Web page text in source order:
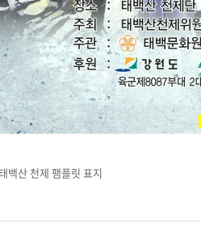
백산 천제 팸플릿 표지